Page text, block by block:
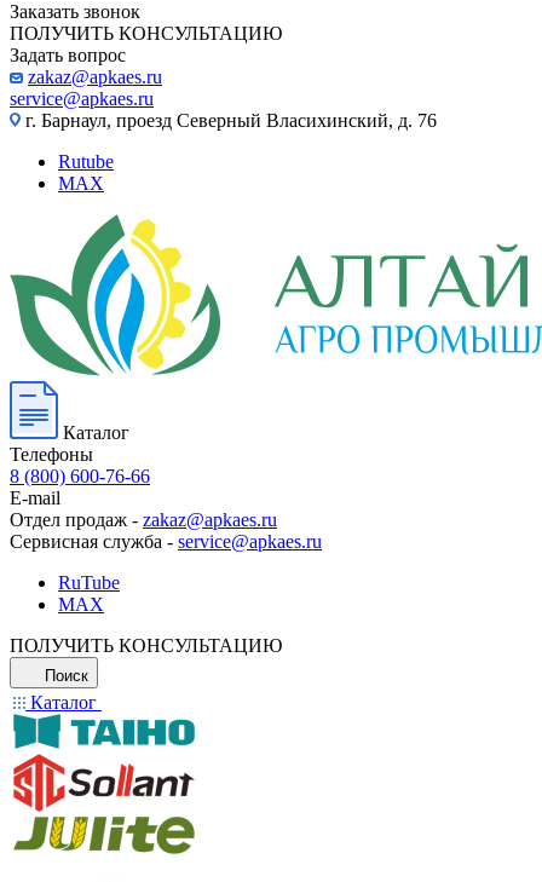
Заказать звонок
ПОЛУЧИТЬ КОНСУЛЬТАЦИЮ
Задать вопрос
zakaz@apkaes.ru
service@apkaes.ru
г. Барнаул, проезд Северный Власихинский, д. 76
Rutube
MAX
Каталог
Телефоны
8 (800) 600-76-66
E-mail
Отдел продаж - zakaz@apkaes.ru
Сервисная служба - service@apkaes.ru
RuTube
MAX
ПОЛУЧИТЬ КОНСУЛЬТАЦИЮ
Поиск
Каталог